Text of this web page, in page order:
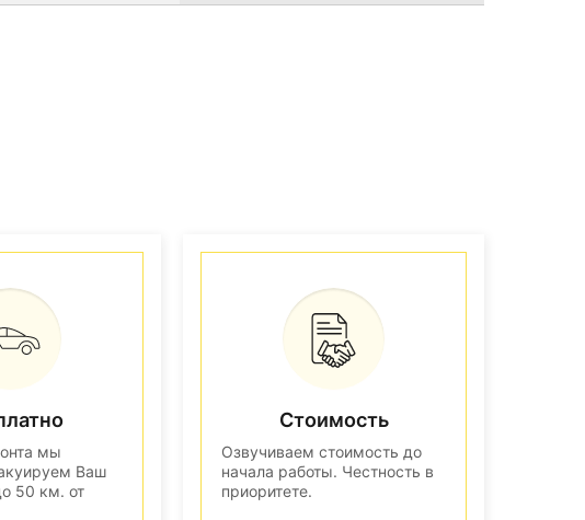
мы
Ваш
50 км. от
Стоимость
Озвучиваем стоимость до
начала работы. Честность в
приоритете.